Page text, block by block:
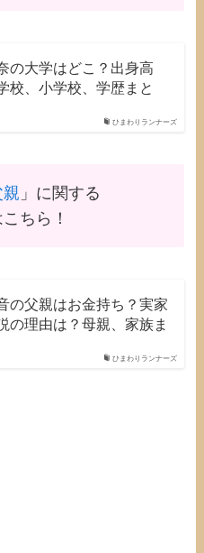
ひまわりランナーズ
の大学はどこ？出身高
校、小学校、学歴まと
」に関する
ちら！
ひまわりランナーズ
の父親はお金持ち？実家
の理由は？母親、家族ま